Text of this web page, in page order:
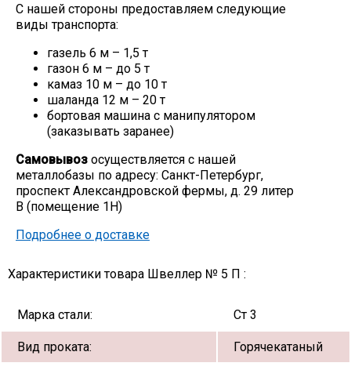
Скобо-гибочные изделия
Остальное
Нержавейка
Алюминиевый прокат
С нашей стороны предоставляем следующие
виды транспорта:
газель 6 м – 1,5 т
газон 6 м – до 5 т
камаз 10 м – до 10 т
шаланда 12 м – 20 т
бортовая машина с манипулятором
(заказывать заранее)
Самовывоз осуществляется с нашей
металлобазы по адресу: Санкт-Петербург,
проспект Александровской фермы, д. 29 литер
В (помещение 1Н)
Подробнее о доставке
Характеристики товара Швеллер № 5 П :
Марка стали: Ст 3
Вид проката: Горячекатаный